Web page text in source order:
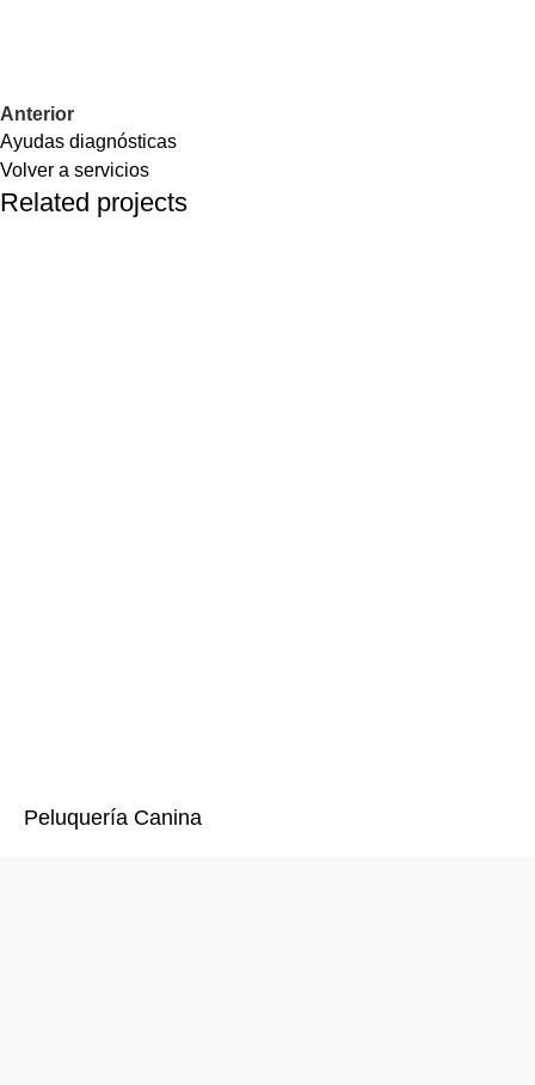
Anterior
Ayudas diagnósticas
Volver a servicios
Related projects
Peluquería Canina